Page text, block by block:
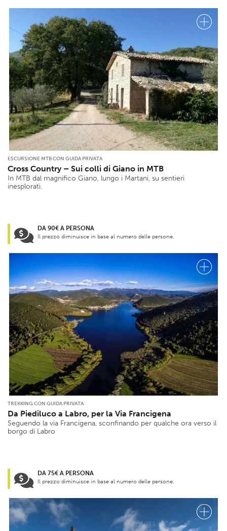
ESCURSIONE MTB CON GUIDA PRIVATA
Cross Country – Sui colli di Giano in MTB
In MTB dal magnifico Giano, lungo i Martani, su sentieri
inesplorati.
DA 90€ A PERSONA
Il prezzo diminuisce in base al numero delle persone.
TREKKING CON GUIDA PRIVATA
Da Piediluco a Labro, per la Via Francigena
Seguendo la via Francigena, sconfinando per qualche ora verso il
borgo di Labro
DA 75€ A PERSONA
Il prezzo diminuisce in base al numero delle persone.